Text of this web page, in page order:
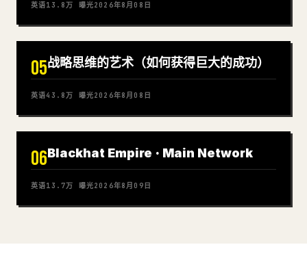
英语13.8万 曝光2026年8月08日
05战略思维的艺术（如何获得巨大的成功）
英语43.8万 曝光2026年8月08日
06Blackhat Empire · Main Network
英语13.7万 曝光2026年8月09日